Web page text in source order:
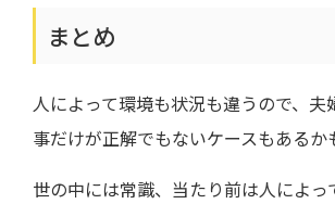
まとめ
人によって環境も状況も違うので、夫
事だけが正解でもないケースもあるか
世の中には常識、当たり前は人によっ